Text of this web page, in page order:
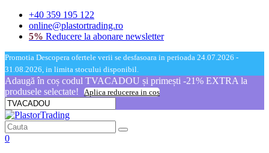
+40 359 195 122
online@plastortrading.ro
5% Reducere la abonare newsletter
Promotia Descopera ofertele verii se desfasoara in perioada 24.07.2026 -
31.08.2026, in limita stocului disponibil.
Adaugă în coș codul TVACADOU și primești -21% EXTRA la
produsele selectate!
Aplica reducerea in cos
0